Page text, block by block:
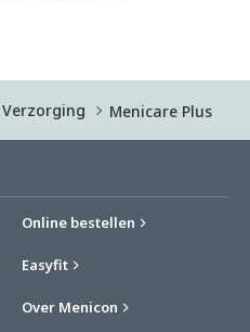
Verzorging Menicare Plus
Online bestellen
Easyfit
Over Menicon